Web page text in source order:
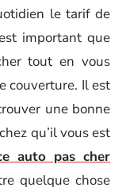
le tarif de
important que
tout en vous
couverture. Il est
une bonne
qu’il vous est
auto pas cher
quelque chose